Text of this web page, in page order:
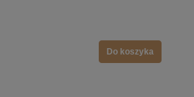
Do koszyka